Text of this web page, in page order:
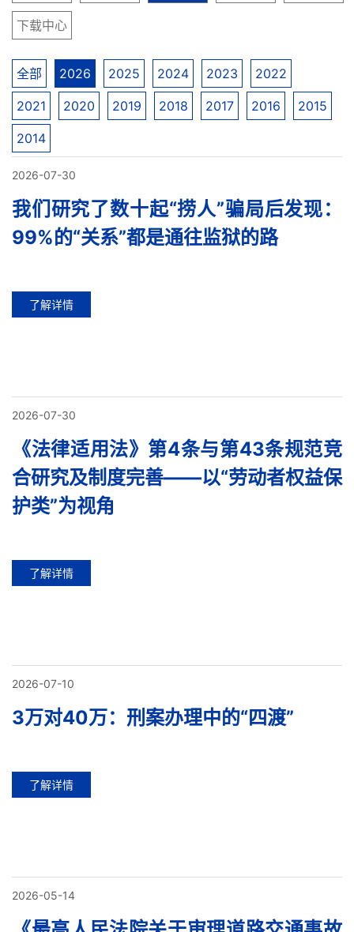
下载中心
全部 2026 2025 2024 2023 2022
2021 2020 2019 2018 2017 2016 2015
2014
2026-07-30
我们研究了数十起“捞人”骗局后发现：
99%的“关系”都是通往监狱的路
了解详情
2026-07-30
《法律适用法》第4条与第43条规范竞
合研究及制度完善——以“劳动者权益保
护类”为视角
了解详情
2026-07-10
3万对40万：刑案办理中的“四渡”
了解详情
2026-05-14